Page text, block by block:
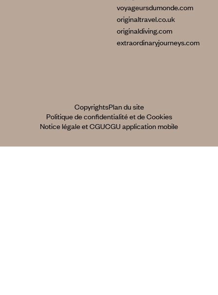
voyageursdumonde.com
originaltravel.co.uk
originaldiving.com
extraordinaryjourneys.com
CopyrightsPlan du site
Politique de confidentialité et de Cookies
Notice légale et CGUCGU application mobile